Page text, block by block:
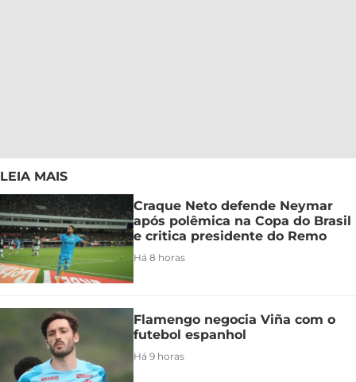
LEIA MAIS
Craque Neto defende Neymar
após polêmica na Copa do Brasil
e critica presidente do Remo
Há 8 horas
Flamengo negocia Viña com o
futebol espanhol
Há 9 horas